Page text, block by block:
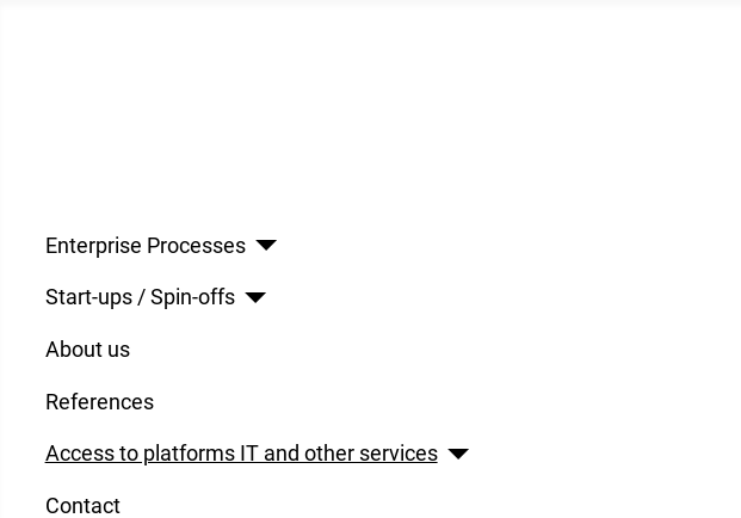
Enterprise Processes
Start-ups / Spin-offs
About us
References
Access to platforms IT and other services
Contact